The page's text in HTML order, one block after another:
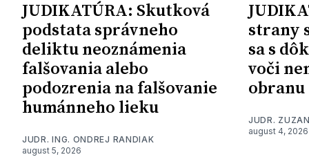
JUDIKATÚRA: Skutková
podstata správneho
deliktu neoznámenia
falšovania alebo
podozrenia na falšovanie
humánneho lieku
JUDR. ING. ONDREJ RANDIAK
august 5, 2026
strany
sa s
voči
obranu
JUDR.
august 4, 2026